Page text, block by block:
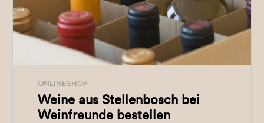
ONLINESHOP
Weine aus Stellenbosch bei
Weinfreunde bestellen